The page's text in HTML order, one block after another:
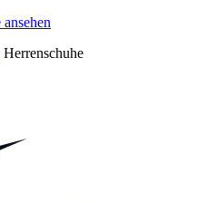
Herrenschuhe